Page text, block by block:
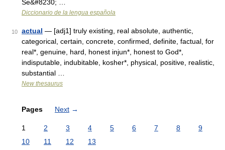
Se&#8230; …
Diccionario de la lengua española
10 actual — [adj1] truly existing, real absolute, authentic,
categorical, certain, concrete, confirmed, definite, factual, for
real*, genuine, hard, honest injun*, honest to God*,
indisputable, indubitable, kosher*, physical, positive, realistic,
substantial …
New thesaurus
Pages Next →
1 2 3 4 5 6 7 8
9
10
11 12 13